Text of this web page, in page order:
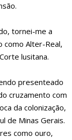
tornei-me a
como Alter-Real,
lusitana.
presenteado
cruzamento com
da colonização,
de Minas Gerais.
como ouro,